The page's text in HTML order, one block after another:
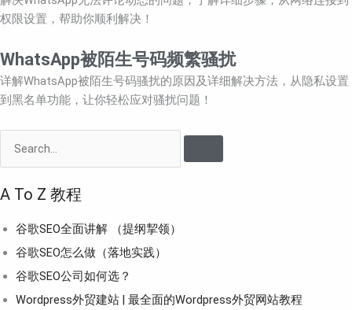
权限设置，帮助你顺利解决！
WhatsApp被陌生号码频繁骚扰
详解WhatsApp被陌生号码骚扰的原因及详细解决方法，从隐私设置
到黑名单功能，让你轻松应对骚扰问题！
A To Z 教程
谷歌SEO全面讲解 （提纲挈领）
谷歌SEO怎么做（落地实践）
谷歌SEO公司如何选？
Wordpress外贸建站 | 最全面的Wordpress外贸网站教程